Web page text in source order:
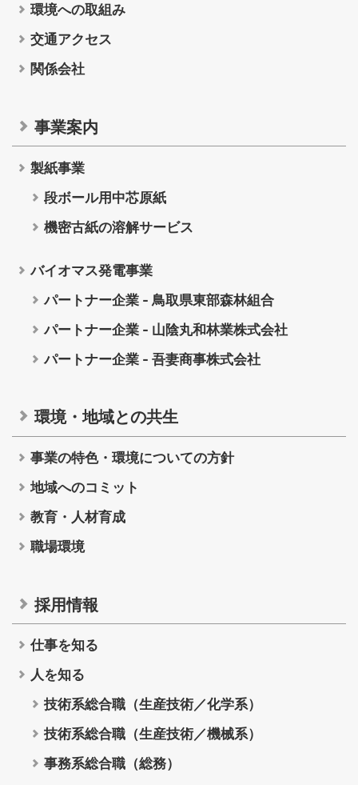
段ボール用中芯原紙
バイオマス発電事業
環境・地域との共生
事業の特色・環境についての方針
地域へのコミット
教育・人材育成
人を知る
会社を知る
よくあるご質問
募集要項
環境への取組み
交通アクセス
関係会社
事業案内
製紙事業
段ボール用中芯原紙
機密古紙の溶解サービス
バイオマス発電事業
パートナー企業 - 鳥取県東部森林組合
パートナー企業 - 山陰丸和林業株式会社
パートナー企業 - 吾妻商事株式会社
環境・地域との共生
事業の特色・環境についての方針
地域へのコミット
教育・人材育成
職場環境
採用情報
仕事を知る
人を知る
技術系総合職（生産技術／化学系）
技術系総合職（生産技術／機械系）
事務系総合職（総務）